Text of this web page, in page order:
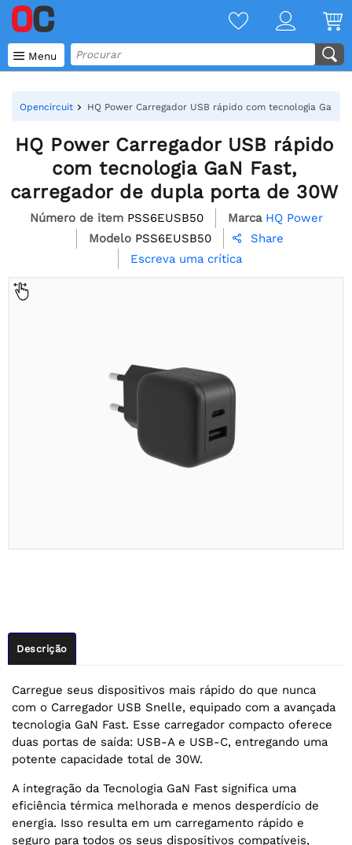
 Menu
Opencircuit HQ Power Carregador USB rápido com tecnologia GaN
HQ Power Carregador USB rápido
com tecnologia GaN Fast,
carregador de dupla porta de 30W
Número de item PSS6EUSB50 Marca HQ Power
Modelo PSS6EUSB50 
Share
Escreva uma crítica
Descrição
Carregue seus dispositivos mais rápido do que nunca
com o Carregador USB Snelle, equipado com a avançada
tecnologia GaN Fast. Esse carregador compacto oferece
duas portas de saída: USB-A e USB-C, entregando uma
potente capacidade total de 30W.
A integração da Tecnologia GaN Fast significa uma
eficiência térmica melhorada e menos desperdício de
energia. Isso resulta em um carregamento rápido e
seguro para todos os seus dispositivos compatíveis,